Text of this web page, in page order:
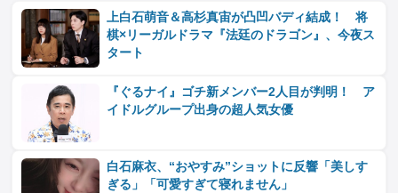
上白石萌音＆高杉真宙が凸凹バディ結成！ 将
棋×リーガルドラマ『法廷のドラゴン』、今夜ス
タート
『ぐるナイ』ゴチ新メンバー2人目が判明！ ア
イドルグループ出身の超人気女優
白石麻衣、“おやすみ”ショットに反響「美しす
ぎる」「可愛すぎて寝れません」